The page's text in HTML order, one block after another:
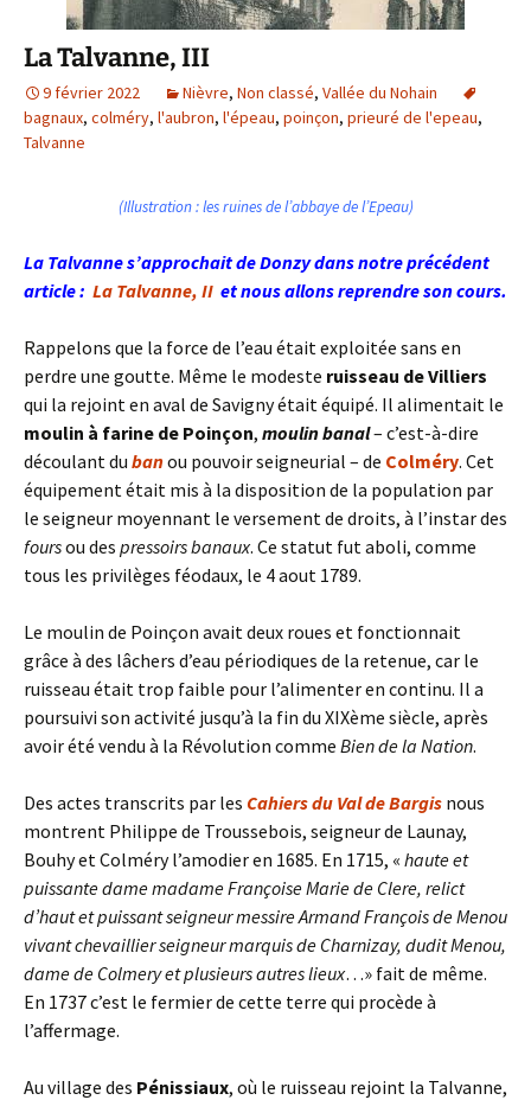
La Talvanne, III
9 février 2022 Nièvre, Non classé, Vallée du Nohain
bagnaux, colméry, l'aubron, l'épeau, poinçon, prieuré de l'epeau,
Talvanne
(Illustration : les ruines de l’abbaye de l’Epeau)
La Talvanne s’approchait de Donzy dans notre précédent
article : La Talvanne, II et nous allons reprendre son cours.
Rappelons que la force de l’eau était exploitée sans en
perdre une goutte. Même le modeste ruisseau de Villiers
qui la rejoint en aval de Savigny était équipé. Il alimentait le
moulin à farine de Poinçon, moulin banal– c’est-à-dire
découlant du banou pouvoir seigneurial – de Colméry. Cet
équipement était mis à la disposition de la population par
le seigneur moyennant le versement de droits, à l’instar des
foursou des pressoirs banaux. Ce statut fut aboli, comme
tous les privilèges féodaux, le 4 aout 1789.
Le moulin de Poinçon avait deux roues et fonctionnait
grâce à des lâchers d’eau périodiques de la retenue, car le
ruisseau était trop faible pour l’alimenter en continu. Il a
poursuivi son activité jusqu’à la fin du XIXème siècle, après
avoir été vendu à la Révolution comme Bien de la Nation.
Des actes transcrits par les Cahiers du Val de Bargis nous
montrent Philippe de Troussebois, seigneur de Launay,
Bouhy et Colméry l’amodier en 1685. En 1715, « haute et
puissante dame madame Françoise Marie de Clere, relict
d’haut et puissant seigneur messire Armand François de Menou
vivant chevaillier seigneur marquis de Charnizay, dudit Menou,
dame de Colmery et plusieurs autres lieux…» fait de même.
En 1737 c’est le fermier de cette terre qui procède à
l’affermage.
Au village des Pénissiaux, où le ruisseau rejoint la Talvanne,